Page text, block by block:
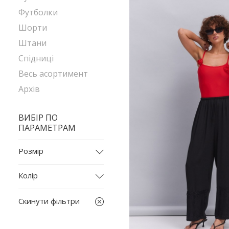
Футболки
Шорти
Штани
Спідниці
Весь асортимент
Архів
ВИБІР ПО
ПАРАМЕТРАМ
Розмір
2029
2032
Колір
білий
Скинути фільтри